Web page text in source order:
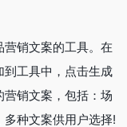
销文案的工具。在
到工具中，点击生成
销文案，包括：场
种文案供用户选择!